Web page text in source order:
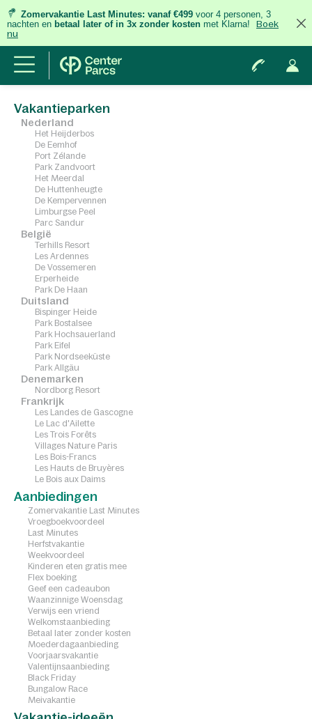
Zomervakantie Last Minutes: vanaf €499 voor 4 personen, 3
nachten en betaal later of in 3x zonder kosten met Klarna!
Boek
nu
Vakantieparken
Nederland
Het Heijderbos
De Eemhof
Port Zélande
Park Zandvoort
Het Meerdal
De Huttenheugte
De Kempervennen
Limburgse Peel
Parc Sandur
België
Terhills Resort
Les Ardennes
De Vossemeren
Erperheide
Park De Haan
Duitsland
Bispinger Heide
Park Bostalsee
Park Hochsauerland
Park Eifel
Park Nordseeküste
Park Allgäu
Denemarken
Nordborg Resort
Frankrijk
Les Landes de Gascogne
Le Lac d'Ailette
Les Trois Forêts
Villages Nature Paris
Les Bois-Francs
Les Hauts de Bruyères
Le Bois aux Daims
Aanbiedingen
Zomervakantie Last Minutes
Vroegboekvoordeel
Last Minutes
Herfstvakantie
Weekvoordeel
Kinderen eten gratis mee
Flex boeking
Geef een cadeaubon
Waanzinnige Woensdag
Verwijs een vriend
Welkomstaanbieding
Betaal later zonder kosten
Moederdagaanbieding
Voorjaarsvakantie
Valentijnsaanbieding
Black Friday
Bungalow Race
Meivakantie